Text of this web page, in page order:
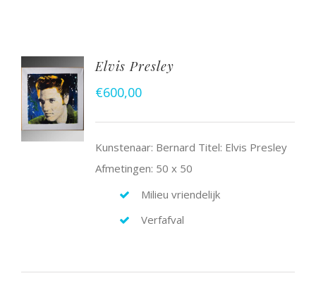
TOEVOEGEN
AAN
WINKELWAGEN
Elvis Presley
€600,00
Kunstenaar: Bernard Titel: Elvis Presley
Afmetingen: 50 x 50
Milieu vriendelijk
Verfafval